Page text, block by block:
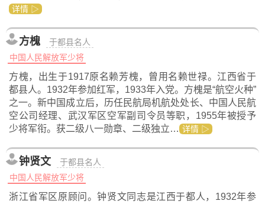
详情 ▷
方槐
于都县名人
中国人民解放军少将
方槐，出生于1917原名赖芳槐，曾用名赖世禄。江西省于
都县人。1932年参加红军，1933年入党。方槐是“航空火种”
之一。新中国成立后，历任民航局机航处处长、中国人民航
空公司经理、武汉军区空军副司令员等职，1955年被授予
少将军衔。获二级八一勋章、二级独立… 详情 ▷
钟贤文
于都县名人
中国人民解放军少将
浙江省军区原顾问。钟贤文同志是江西于都人，1932年参